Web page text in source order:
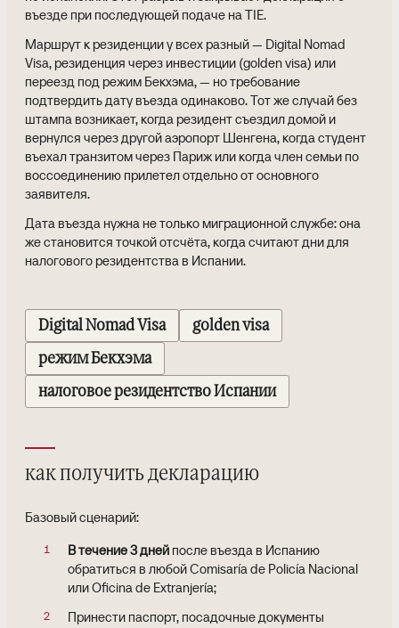
въезде при последующей подаче на TIE.
Маршрут к резиденции у всех разный — Digital Nomad
Visa, резиденция через инвестиции (golden visa) или
переезд под режим Бекхэма, — но требование
подтвердить дату въезда одинаково. Тот же случай без
штампа возникает, когда резидент съездил домой и
вернулся через другой аэропорт Шенгена, когда студент
въехал транзитом через Париж или когда член семьи по
воссоединению прилетел отдельно от основного
заявителя.
Дата въезда нужна не только миграционной службе: она
же становится точкой отсчёта, когда считают дни для
налогового резидентства в Испании.
Digital Nomad Visa golden visa
режим Бекхэма
налоговое резидентство Испании
как получить декларацию
Базовый сценарий:
В течение 3 дней после въезда в Испанию
обратиться в любой Comisaría de Policía Nacional
или Oficina de Extranjería;
Принести паспорт, посадочные документы